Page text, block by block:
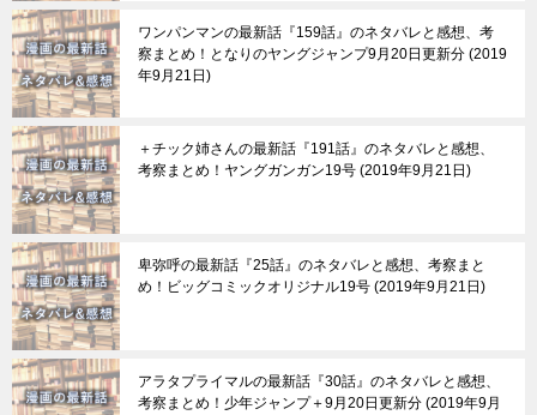
ン
ワンパンマンの最新話『159話』のネタバレと感想、考
察まとめ！となりのヤングジャンプ9月20日更新分 2019
年9月21日
＋チック姉さんの最新話『191話』のネタバレと感想、
考察まとめ！ヤングガンガン19号 2019年9月21日
卑弥呼の最新話『25話』のネタバレと感想、考察まと
め！ビッグコミックオリジナル19号 2019年9月21日
アラタプライマルの最新話『30話』のネタバレと感想、
考察まとめ！少年ジャンプ＋9月20日更新分 2019年9月